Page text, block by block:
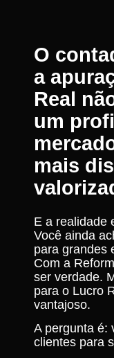
O
a
Real
um
mais
E a realidade
Você ainda
para grandes
Com a
ser verdade.
para o Lucro
vantajoso.
A pergunta é:
clientes para